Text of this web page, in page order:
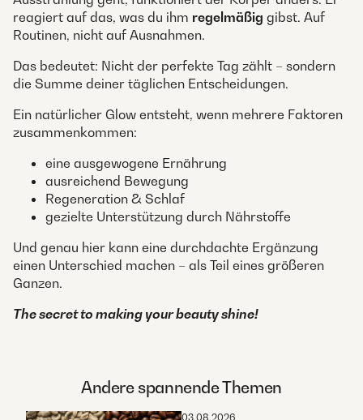
reagiert auf das, was du ihm regelmäßig gibst. Auf
Routinen, nicht auf Ausnahmen.
Das bedeutet: Nicht der perfekte Tag zählt – sondern
die Summe deiner täglichen Entscheidungen.
Ein natürlicher Glow entsteht, wenn mehrere Faktoren
zusammenkommen:
eine ausgewogene Ernährung
ausreichend Bewegung
Regeneration & Schlaf
gezielte Unterstützung durch Nährstoffe
Und genau hier kann eine durchdachte Ergänzung
einen Unterschied machen – als Teil eines größeren
Ganzen.
The secret to making your beauty shine!​
Andere spannende Themen
03.08.2026